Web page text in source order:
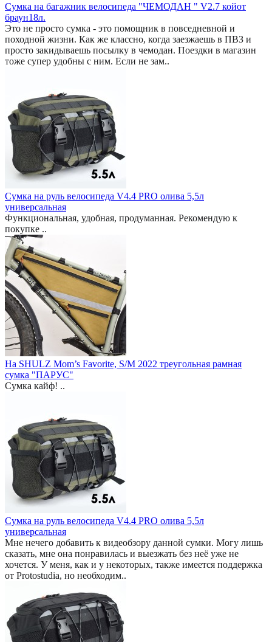
Сумка на багажник велосипеда "ЧЕМОДАН " V2.7 койот
браун18л.
Это не просто сумка - это помощник в повседневной и
походной жизни. Как же классно, когда заезжаешь в ПВЗ и
просто закидываешь посылку в чемодан. Поездки в магазин
тоже супер удобны с ним. Если не зам..
Сумка на руль велосипеда V4.4 PRO олива 5,5л
универсальная
Функциональная, удобная, продуманная. Рекомендую к
покупке ..
На SHULZ Mom’s Favorite, S/M 2022 треугольная рамная
сумка "ПАРУС"
Сумка кайф! ..
Сумка на руль велосипеда V4.4 PRO олива 5,5л
универсальная
Мне нечего добавить к видеобзору данной сумки. Могу лишь
сказать, мне она понравилась и выезжать без неё уже не
хочется. У меня, как и у некоторых, также имеется поддержка
от Protostudia, но необходим..